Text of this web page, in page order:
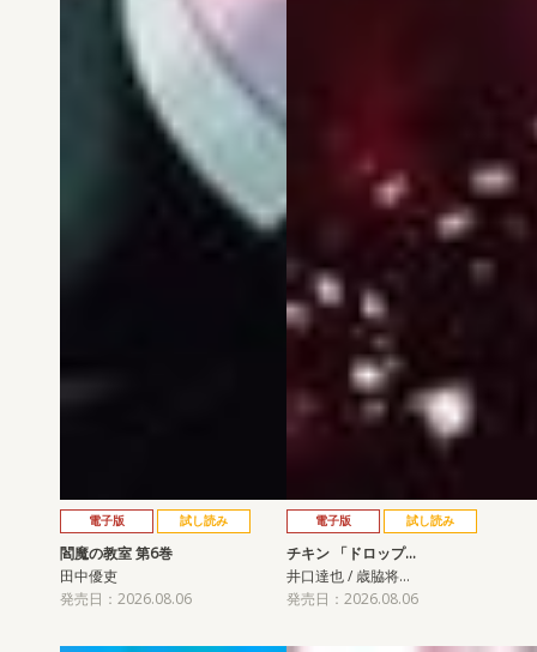
電子版 試し読み
閻魔の教室 第6巻
田中優吏
発売日：2026.08.06
電子版 試し読み
チキン 「ドロップ…
井口達也 / 歳脇将…
発売日：2026.08.06